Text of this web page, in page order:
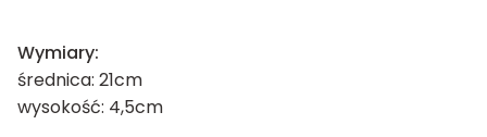
Wymiary:
średnica: 21cm
wysokość: 4,5cm